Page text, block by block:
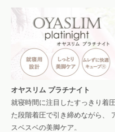
オヤスリム プラチナイト
就寝時間に注目したすっきり着
た段階着圧で引き締めながら、 アルガンオイル加工でしっとり
スベスベの美脚ケア。